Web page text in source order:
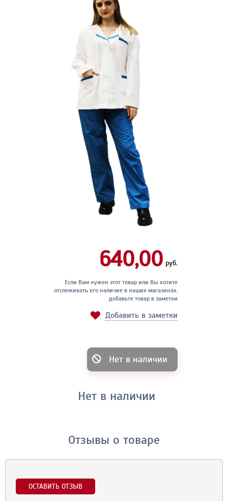
640,00 руб.
Если Вам нужен этот товар или Вы хотите
отслеживать его наличие в наших магазинах,
добавьте товар в заметки
Добавить в заметки
Нет в наличии
Нет в наличии
Отзывы о товаре
ОСТАВИТЬ ОТЗЫВ